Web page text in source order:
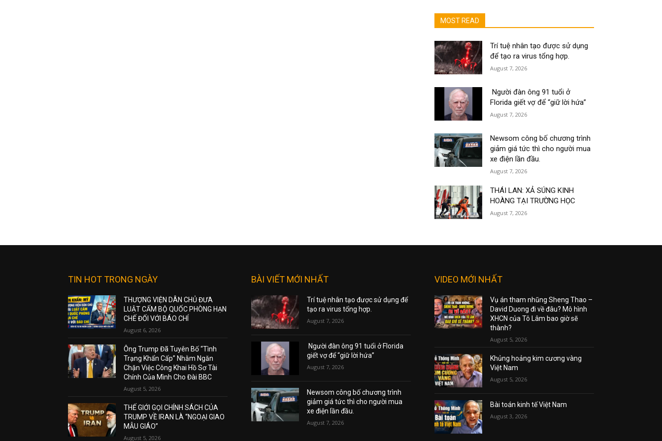
MOST READ
Trí tuệ nhân tạo được sử dụng
để tạo ra virus tổng hợp.
August 7, 2026
Người đàn ông 91 tuổi ở
Florida giết vợ để “giữ lời hứa”
August 7, 2026
Newsom công bố chương trình
giảm giá tức thì cho người mua
xe điện lần đầu.
August 7, 2026
THÁI LAN: XẢ SÚNG KINH
HOÀNG TẠI TRƯỜNG HỌC
August 7, 2026
TIN HOT TRONG NGÀY
THƯỢNG VIỆN DÂN CHỦ ĐƯA
LUẬT CẤM BỘ QUỐC PHÒNG HẠN
CHẾ ĐỐI VỚI BÁO CHÍ
August 6, 2026
Ông Trump Đã Tuyên Bố “Tình
Trạng Khẩn Cấp” Nhằm Ngăn
Chặn Việc Công Khai Hồ Sơ Tài
Chính Của Mình Cho Đài BBC
August 5, 2026
THẾ GIỚI GỌI CHÍNH SÁCH CỦA
TRUMP VỀ IRAN LÀ “NGOẠI GIAO
MẪU GIÁO”
August 5, 2026
BÀI VIẾT MỚI NHẤT
Trí tuệ nhân tạo được sử dụng để
tạo ra virus tổng hợp.
August 7, 2026
Người đàn ông 91 tuổi ở Florida
giết vợ để “giữ lời hứa”
August 7, 2026
Newsom công bố chương trình
giảm giá tức thì cho người mua
xe điện lần đầu.
August 7, 2026
VIDEO MỚI NHẤT
Vụ án tham nhũng Sheng Thao –
David Duong đi về đâu? Mô hình
XHCN của Tô Lâm bao giờ sẽ
thành?
August 5, 2026
Khủng hoảng kim cương vàng
Việt Nam
August 5, 2026
Bài toán kinh tế Việt Nam
August 3, 2026